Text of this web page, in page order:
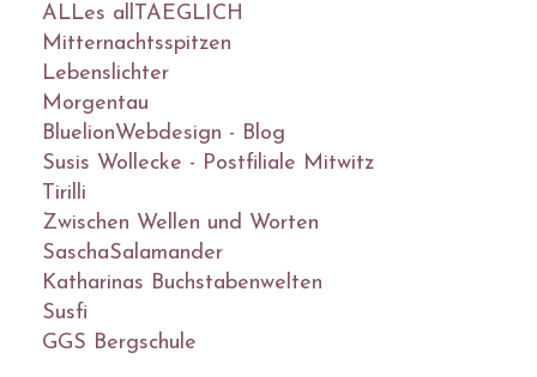
ALLes allTAEGLICH
Mitternachtsspitzen
Lebenslichter
Morgentau
BluelionWebdesign - Blog
Susis Wollecke - Postfiliale Mitwitz
Tirilli
Zwischen Wellen und Worten
SaschaSalamander
Katharinas Buchstabenwelten
Susfi
GGS Bergschule